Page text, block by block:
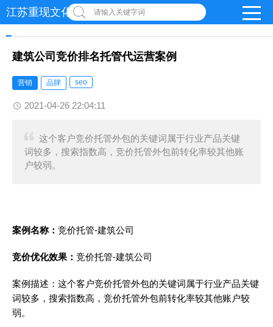
江苏重现文化发展有限公司
请输入关键字词
建筑公司竞价排名托管代运营案例
营销 品牌 seo
2021-04-26 22:04:11
这个客户竞价托管外包的关键词属于行业产品关键
词较多，搜索指数高，竞价托管外包前转化率较其他账
户较弱。
案例名称： 竞价托管-建筑公司
竞价优化效果： 竞价托管-建筑公司
案例描述：这个客户竞价托管外包的关键词属于行业产品关键
词较多，搜索指数高，竞价托管外包前转化率较其他账户较
弱。